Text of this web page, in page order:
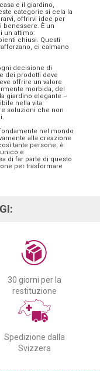
e il giardino,
categorie si cela la
offrirvi idee per
benessere. È un
un attimo:
chiusi. Questi
ci calmano
decisione di
dei prodotti deve
offrire un valore
morbida, del
giardino elegante –
nella vita
soluzioni che non
nel mondo
alla creazione
tante persone, è
e
di far parte di questo
per trasformare
30 giorni per la
restituzione
Spedizione dalla
Svizzera